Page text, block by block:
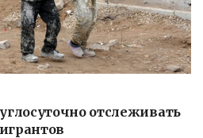
отслеживать